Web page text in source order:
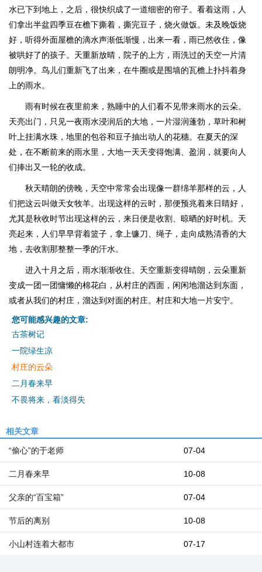
水已下到地上，之后，很快织成了一道细密的帘子。看着这雨，人
们拿出半盆四季豆在檐下撕着，撕完豆子，烧火做饭。未及晚饭烧
好，听得外面屋檐的滴水声渐低渐慢，出来一看，雨已然收住，像
被哄好了的孩子。天重新放晴，院子的上方，雨洗过的天空一片清
朗明净。鸟儿们重新飞了出来，在牛圈或是围墙的瓦檐上扑抖着身
上的雨水。
雨有时候在夜里前来，熟睡中的人们看不见带来雨水的云朵。
天亮出门，只见一夜雨水浸润后的大地，一片湿润蓬勃，草叶和树
叶上挂满水珠，地里的包谷和豆子抽出动人的花穗。在夏天的深
处，在不断前来的雨水里，大地一天天变得饱满、盈润，就要向人
们捧出又一轮的收成。
秋天晴朗的傍晚，天空中常常会出现像一群绵羊那样的云，人
们把这云叫做天女牧羊。出现这样的云时，那便预兆着来日睛好，
尤其是秋收时节出现这样的云，来日便是收割、晾晒的好时机。天
亮起来，人们早早背着篮子，拿上镰刀、绳子，走向成熟清香的大
地，去收割那整整一季的汗水。
进入十月之后，雨水渐渐收住。天空重新变得晴朗，云朵重新
变成一团一团慵懒的棉花白，从村庄的西面，闲闲地溜达到东面，
或者从我们的村庄，溜达到对面的村庄。村庄和大地一片安宁。
您可能感兴趣的文章:
古茶树记
一院绿生凉
村庄的云朵
二月春来早
不畏将来，看淡得失
相关文章
07-04
“偷心”的于老师
10-08
二月春来早
07-04
父亲的“百宝箱”
10-08
节后的离别
07-17
小山村连着大都市